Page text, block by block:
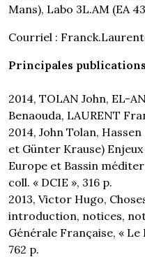
Mans), Labo 3L.AM (EA
Courriel :
Principales
2014, TOLAN John, EL-
Benaouda, LAURENT
2014, John Tolan,
et Günter Krause)
Europe et Bassin
coll. « DCIE », 316 p.
2013, Victor Hugo,
introduction, notices,
Générale Française, «
762 p.